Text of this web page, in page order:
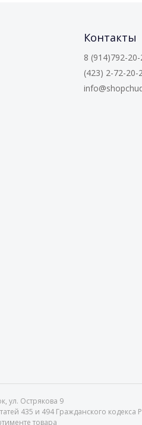
Контакты
8 (914)792-20-
(423) 2-72-20-
ул. Острякова 9
435 и 494 Гражданского
товара